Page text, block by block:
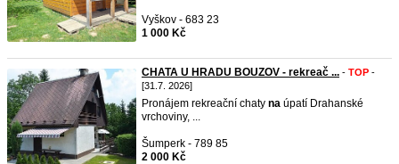
Vyškov - 683 23
1 000 Kč
CHATA U HRADU BOUZOV - rekreač ... - TOP -
[31.7. 2026]
Pronájem rekreační chaty na úpatí Drahanské
vrchoviny, ...
Šumperk - 789 85
2 000 Kč